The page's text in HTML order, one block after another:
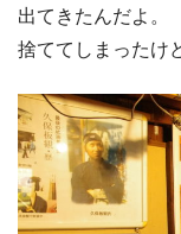
出てきたんだよ。
捨ててしまったけ